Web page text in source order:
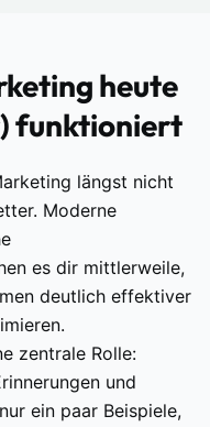
heute
funktioniert
längst nicht
Moderne
es dir mittlerweile,
deutlich effektiver
zentrale Rolle:
und
ein paar Beispiele,